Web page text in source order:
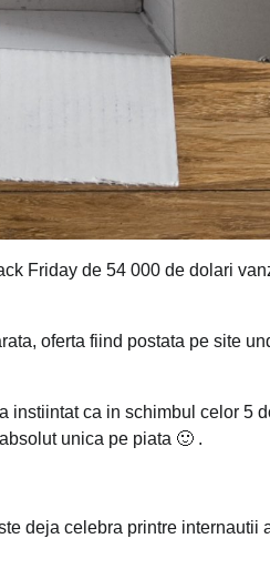
Friday de 54 000 de dolari
oferta fiind postata pe site
instiintat ca in schimbul celor 5
absolut unica pe piata 🙂 .
deja celebra printre internautii